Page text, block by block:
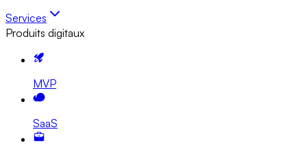
Services
Produits digitaux
MVP
SaaS